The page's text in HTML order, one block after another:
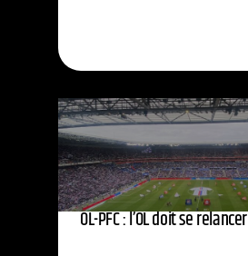
OL-PFC : l’OL doit se relancer